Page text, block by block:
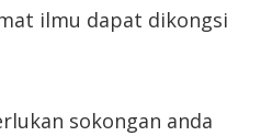
ilmu dapat dikongsi
sokongan anda